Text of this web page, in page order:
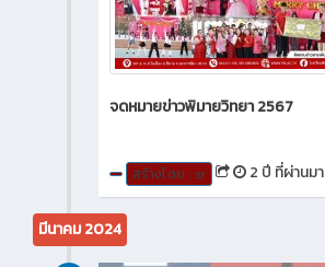
จดหมายข่าวพิมายวิทยา 2567
สร้างโดย : sr 2 ปี ที่ผ่านมา
มีนาคม 2024